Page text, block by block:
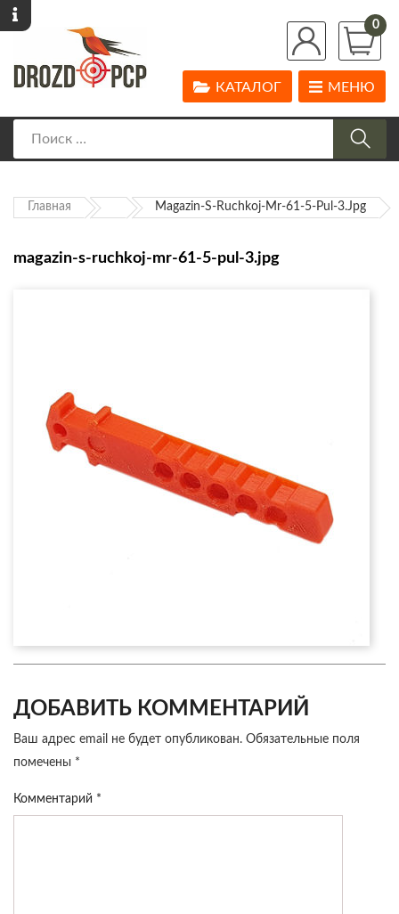
0
МЕНЮ
КАТАЛОГ
Главная Magazin-S-Ruchkoj-Mr-61-5-Pul-3.jpg
magazin-s-ruchkoj-mr-61-5-pul-3.jpg
ДОБАВИТЬ КОММЕНТАРИЙ
Ваш адрес email не будет опубликован. Обязательные поля
помечены *
Комментарий *